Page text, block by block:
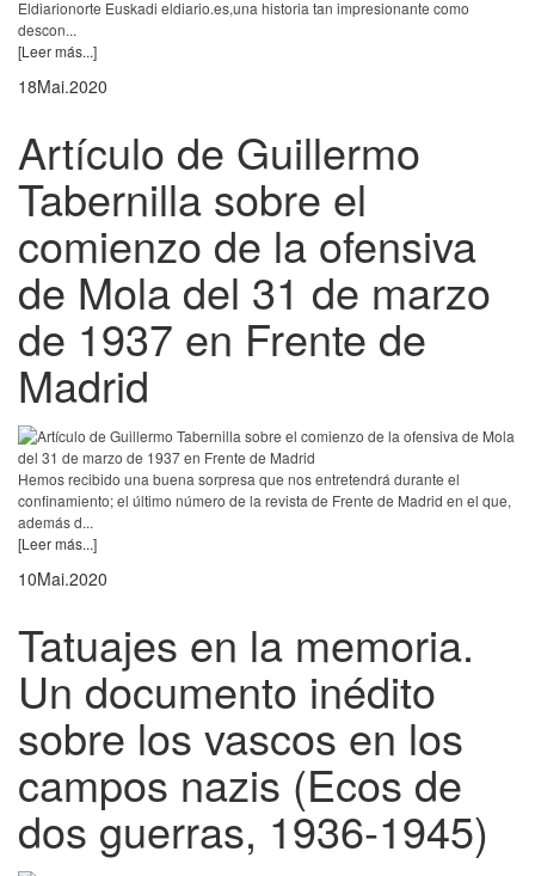
Eldiarionorte Euskadi eldiario.es,una historia tan impresionante como
descon...
[Leer más...]
18Mai.2020
Artículo de Guillermo
Tabernilla sobre el
comienzo de la ofensiva
de Mola del 31 de marzo
de 1937 en Frente de
Madrid
Hemos recibido una buena sorpresa que nos entretendrá durante el
confinamiento; el último número de la revista de Frente de Madrid en el que,
además d...
[Leer más...]
10Mai.2020
Tatuajes en la memoria.
Un documento inédito
sobre los vascos en los
campos nazis (Ecos de
dos guerras, 1936-1945)